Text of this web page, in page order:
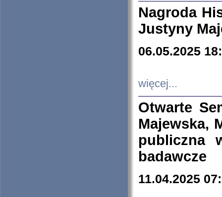
Nagroda
Justyny
06.05.2025
więcej...
Otwarte
Majewska,
publiczna
badawcze
11.04.2025